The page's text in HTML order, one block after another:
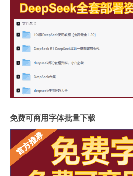
免费可商用字体批量下载